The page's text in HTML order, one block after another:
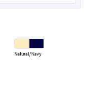
Natural/Navy